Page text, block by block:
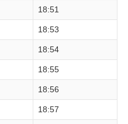
18:51
18:53
18:54
18:55
18:56
18:57